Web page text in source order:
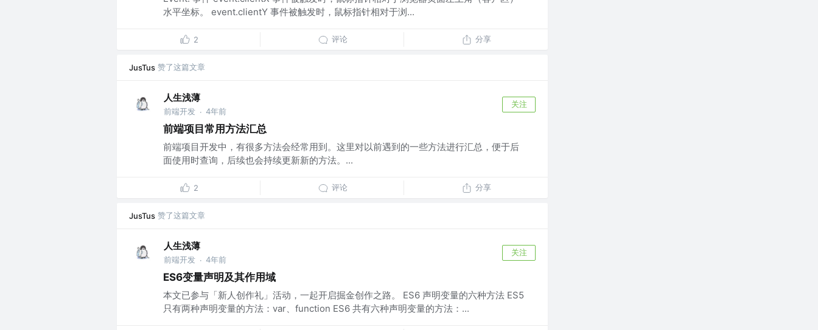
水平坐标。 event.clientY 事件被触发时，鼠标指针相对于浏...
2 评论 分享
JusTus 赞了这篇文章
人生浅薄
前端开发 · 4年前
关注
前端项目常用方法汇总
前端项目开发中，有很多方法会经常用到。这里对以前遇到的一些方法进行汇总，便于后
面使用时查询，后续也会持续更新新的方法。...
2 评论 分享
JusTus 赞了这篇文章
人生浅薄
前端开发 · 4年前
关注
ES6变量声明及其作用域
本文已参与「新人创作礼」活动，一起开启掘金创作之路。 ES6 声明变量的六种方法 ES5
只有两种声明变量的方法：var、function ES6 共有六种声明变量的方法：...